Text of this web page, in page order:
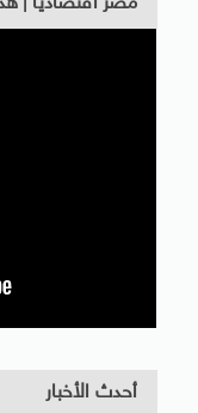
أحدث الأخبار